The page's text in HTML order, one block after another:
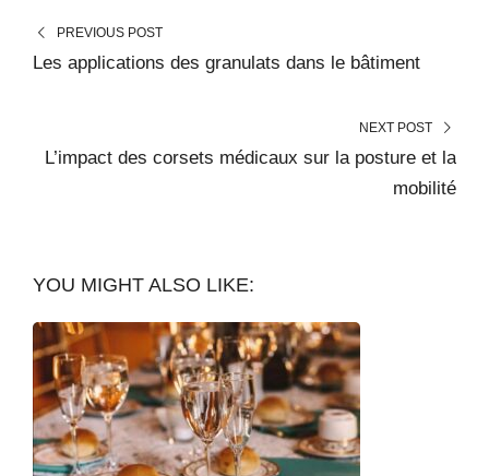
PREVIOUS POST
Les applications des granulats dans le bâtiment
NEXT POST
L’impact des corsets médicaux sur la posture et la
mobilité
YOU MIGHT ALSO LIKE: